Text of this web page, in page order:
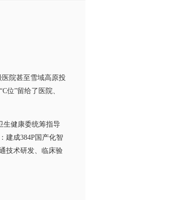
院甚至雪域高原投
位”留给了医院、
健康委统筹指导
建成384P国产化智
技术研发、临床验